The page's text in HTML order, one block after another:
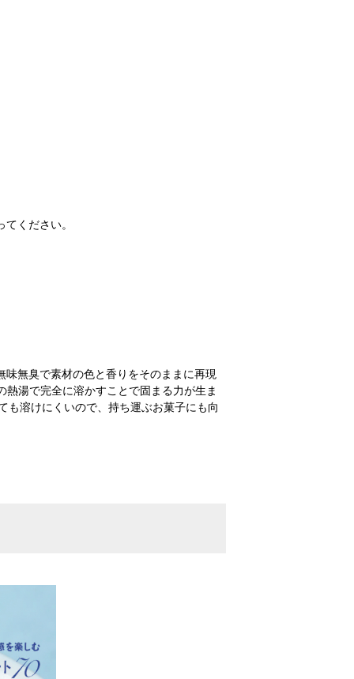
ください。
無臭で素材の色と香りをそのままに再現
湯で完全に溶かすことで固まる力が生ま
溶けにくいので、持ち運ぶお菓子にも向